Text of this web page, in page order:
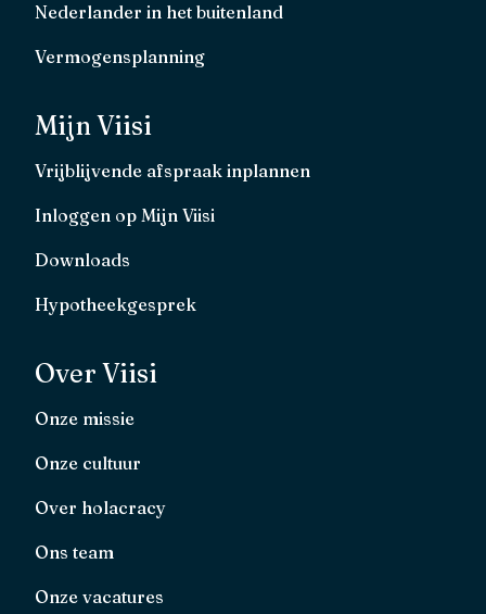
Nederlander in het buitenland
Vermogensplanning
Mijn Viisi
Vrijblijvende afspraak inplannen
Inloggen op Mijn Viisi
Downloads
Hypotheekgesprek
Over Viisi
Onze missie
Onze cultuur
Over holacracy
Ons team
Onze vacatures